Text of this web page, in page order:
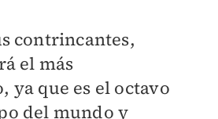
contrincantes,
el más
ya que es el octavo
del mundo y